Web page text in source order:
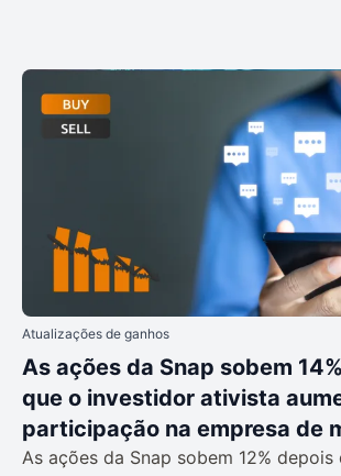
Atualizações de ganhos
As ações da Snap sobem
que o investidor ativista
participação na empresa de
As ações da Snap sobem 12% depois